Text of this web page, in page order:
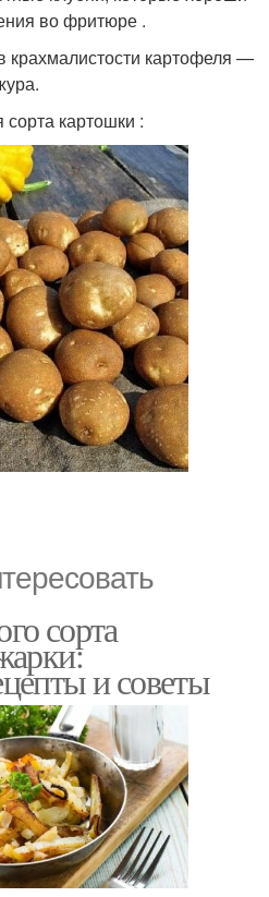
во фритюре .
крахмалистости картофеля —
картошки :
сорта
и советы